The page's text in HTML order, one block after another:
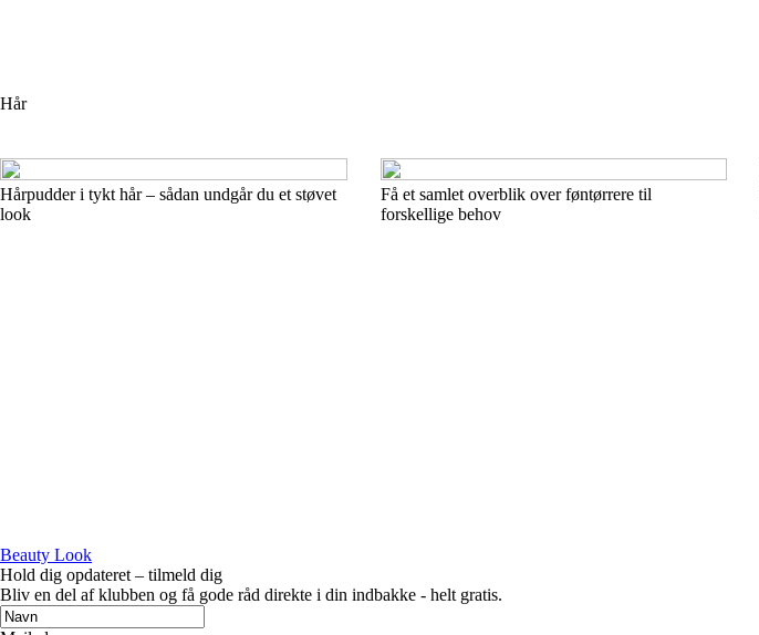
Hår
Hårpudder i tykt hår – sådan undgår du et støvet
look
Få et samlet overblik over føntørrere til
forskellige behov
Beauty Look
Hold dig opdateret – tilmeld dig
Bliv en del af klubben og få gode råd direkte i din indbakke - helt gratis.